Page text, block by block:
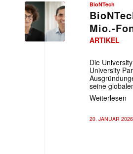
BioNTech
Mio.-
ARTIKEL
Die
University
seine
Weiterlesen
20. JANUAR 2026